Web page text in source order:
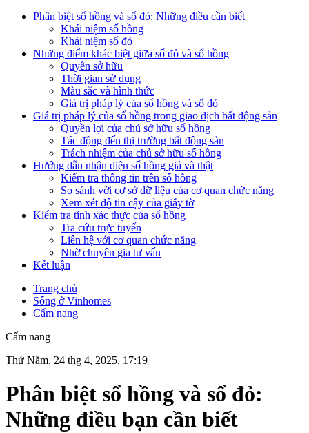
Phân biệt sổ hồng và sổ đỏ: Những điều cần biết
Khái niệm sổ hồng
Khái niệm sổ đỏ
Những điểm khác biệt giữa sổ đỏ và sổ hồng
Quyền sở hữu
Thời gian sử dụng
Màu sắc và hình thức
Giá trị pháp lý của sổ hồng và sổ đỏ
Giá trị pháp lý của sổ hồng trong giao dịch bất động sản
Quyền lợi của chủ sở hữu sổ hồng
Tác động đến thị trường bất động sản
Trách nhiệm của chủ sở hữu sổ hồng
Hướng dẫn nhận diện sổ hồng giả và thật
Kiểm tra thông tin trên sổ hồng
So sánh với cơ sở dữ liệu của cơ quan chức năng
Xem xét độ tin cậy của giấy tờ
Kiểm tra tính xác thực của sổ hồng
Tra cứu trực tuyến
Liên hệ với cơ quan chức năng
Nhờ chuyên gia tư vấn
Kết luận
Trang chủ
Sống ở Vinhomes
Cẩm nang
Cẩm nang
Thứ Năm, 24 thg 4, 2025, 17:19
Phân biệt sổ hồng và sổ đỏ:
Những điều bạn cần biết